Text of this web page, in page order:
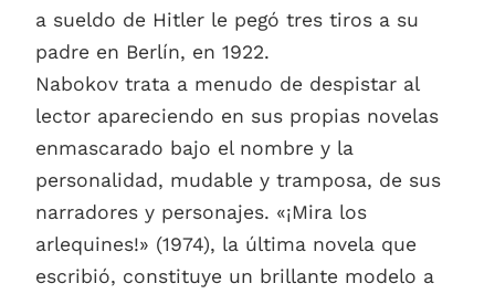
a sueldo de Hitler le pegó tres tiros a su
padre en Berlín, en 1922.
Nabokov trata a menudo de despistar al
lector apareciendo en sus propias novelas
enmascarado bajo el nombre y la
personalidad, mudable y tramposa, de sus
narradores y personajes. «¡Mira los
arlequines!» (1974), la última novela que
escribió, constituye un brillante modelo a